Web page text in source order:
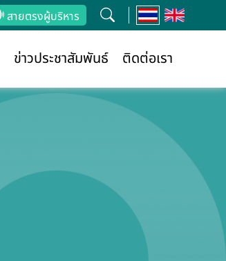
สายตรงผู้บริหาร
ข่าวประชาสัมพันธ์ ติดต่อเรา